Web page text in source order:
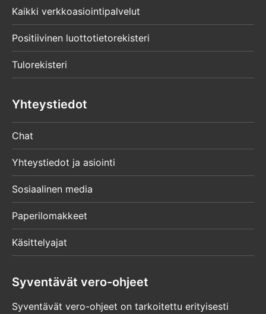
Kaikki verkkoasiointipalvelut
Positiivinen luottotietorekisteri
Tulorekisteri
Yhteystiedot
Chat
Yhteystiedot ja asiointi
Sosiaalinen media
Paperilomakkeet
Käsittelyajat
Syventävät vero-ohjeet
Syventävät vero-ohjeet on tarkoitettu erityisesti